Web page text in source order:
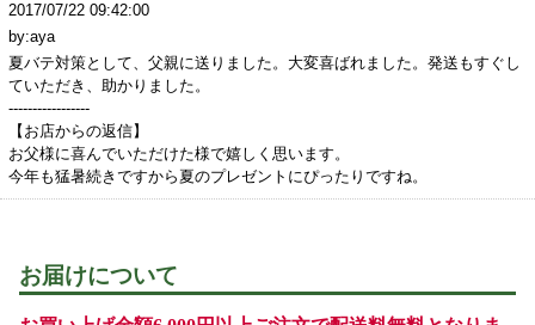
2017/07/22 09:42:00
by:aya
夏バテ対策として、父親に送りました。大変喜ばれました。発送もすぐし
ていただき、助かりました。
-----------------
【お店からの返信】
お父様に喜んでいただけた様で嬉しく思います。
今年も猛暑続きですから夏のプレゼントにぴったりですね。